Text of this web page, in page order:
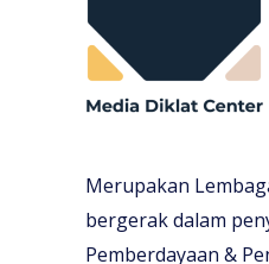
Merupakan
bergerak dalam
Pemberdayaan &